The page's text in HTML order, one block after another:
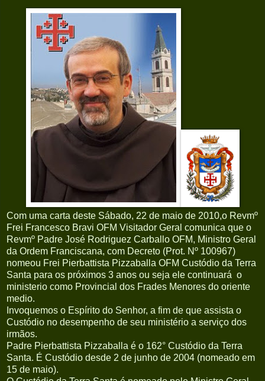
Com uma carta deste Sábado, 22 de maio de 2010,o Revmº
Frei Francesco Bravi OFM Visitador Geral comunica que o
Revmº Padre José Rodriguez Carballo OFM, Ministro Geral
da Ordem Franciscana, com Decreto (Prot. Nº 100967)
nomeou Frei Pierbattista Pizzaballa OFM Custódio da Terra
Santa para os próximos 3 anos ou seja ele continuará o
ministerio como Provincial dos Frades Menores do oriente
medio.
Invoquemos o Espírito do Senhor, a fim de que assista o
Custódio no desempenho de seu ministério a serviço dos
irmãos.
Padre Pierbattista Pizzaballa é o 162° Custódio da Terra
Santa. É Custódio desde 2 de junho de 2004 (nomeado em
15 de maio).